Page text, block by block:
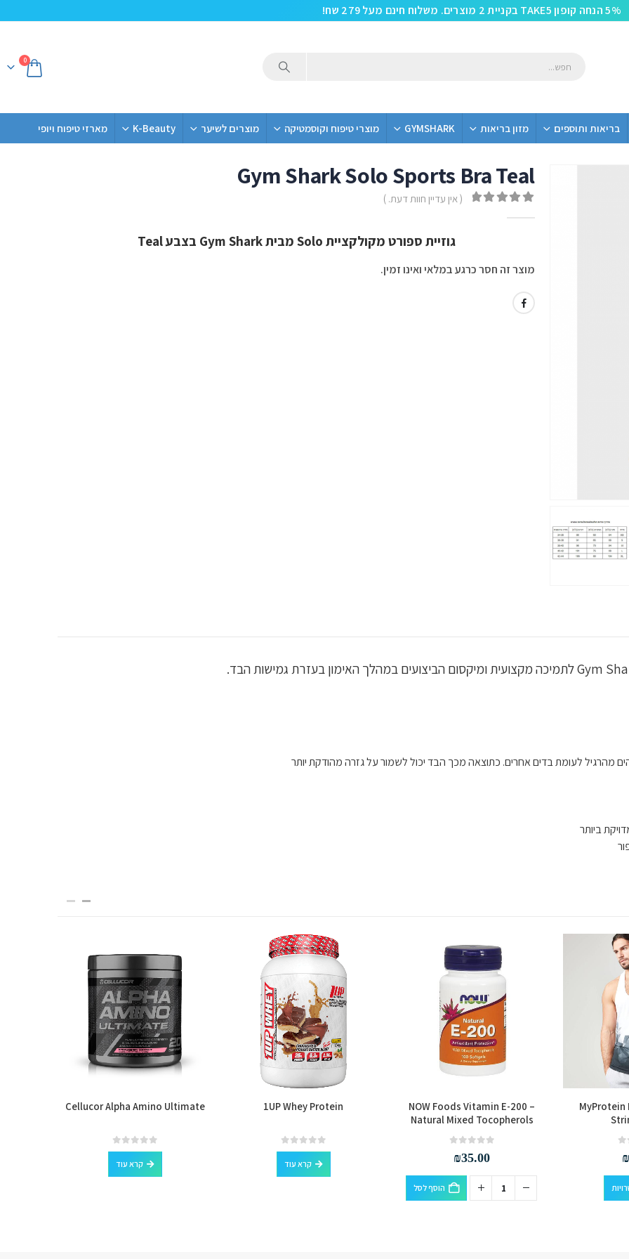
5% הנחה קופון TAKE5 בקניית 2 מוצרים. משלוח חינם מעל 279 שח!
0
בריאות ותוספים מזון בריאות GYMSHARK מוצרי טיפוח וקוסמטיקה מוצרים לשיער K-Beauty מארזי טיפוח ויופי
Gym Shark Solo Sports Bra Teal
( אין עדיין חוות דעת. )
גוזיית ספורט מקולקציית Solo מבית Gym Shark בצבע Teal
מוצר זה חסר כרגע במלאי ואינו זמין.
מהרגיל לעומת בדים אחרים. כתוצאה מכך הבד יכול לשמור על גזרה מהודקת יותר
ביותר
MyProtein
₪
למוצר זה יש מספר סוגים. ניתן לבחור את האפשרויות בעמוד המוצר
NOW Foods Vitamin E-200 –
Natural Mixed Tocopherols
₪35.00
הוסף לסל
1UP Whey Protein
0
out of 5
קרא עוד
Cellucor Alpha Amino Ultimate
0
out of 5
קרא עוד